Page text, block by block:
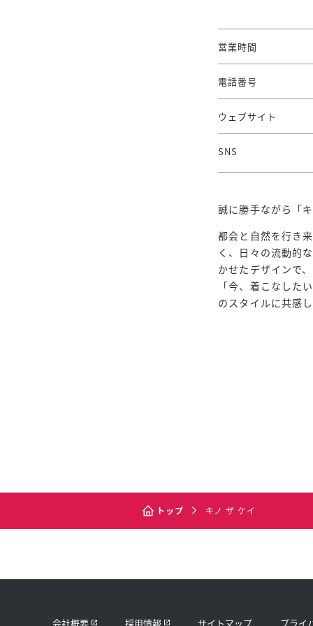
営業時間
電話番号
ウェブサイト
SNS
誠に勝手ながら「
都会と自然を行き
く、日々の流動的
かせたデザインで
「今、着こなした
のスタイルに共感
トップ キノ ザ ケイ
会社概要 採用情報 サイトマップ プライ